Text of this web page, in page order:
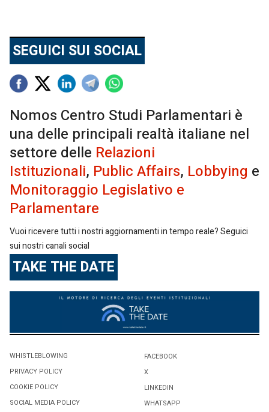
SEGUICI SUI SOCIAL
Nomos Centro Studi Parlamentari è
una delle principali realtà italiane nel
settore delle Relazioni
Istituzionali, Public Affairs, Lobbying e
Monitoraggio Legislativo e
Parlamentare
Vuoi ricevere tutti i nostri aggiornamenti in tempo reale? Seguici
sui nostri canali social
TAKE THE DATE
WHISTLEBLOWING
PRIVACY POLICY
COOKIE POLICY
SOCIAL MEDIA POLICY
FACEBOOK
X
LINKEDIN
WHATSAPP